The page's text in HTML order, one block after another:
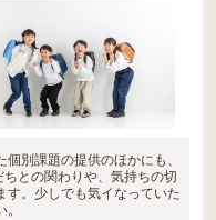
別課題の提供のほかにも、
との関わりや、気持ちの切
す。少しでも気イなっていた